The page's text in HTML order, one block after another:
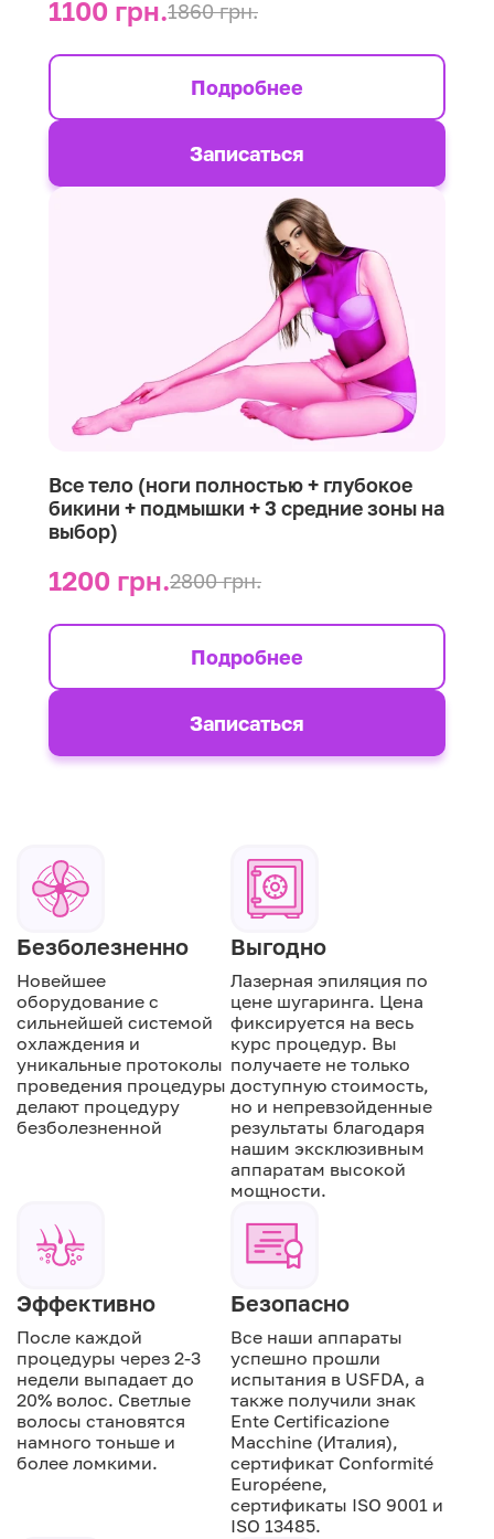
1100 грн.1860 грн.
Подробнее
Записаться
Все тело (ноги полностью + глубокое
бикини + подмышки + 3 средние зоны на
выбор)
1200 грн.2800 грн.
Подробнее
Записаться
Безболезненно
Новейшее
оборудование с
сильнейшей системой
охлаждения и
уникальные протоколы
проведения процедуры
делают процедуру
безболезненной
Выгодно
Лазерная эпиляция по
цене шугаринга. Цена
фиксируется на весь
курс процедур. Вы
получаете не только
доступную стоимость,
но и непревзойденные
результаты благодаря
нашим эксклюзивным
аппаратам высокой
мощности.
Эффективно
После каждой
процедуры через 2-3
недели выпадает до
20% волос. Светлые
волосы становятся
намного тоньше и
более ломкими.
Безопасно
Все наши аппараты
успешно прошли
испытания в USFDA, а
также получили знак
Ente Certificazione
Macchine (Италия),
сертификат Conformité
Européene,
сертификаты ISO 9001 и
ISO 13485.